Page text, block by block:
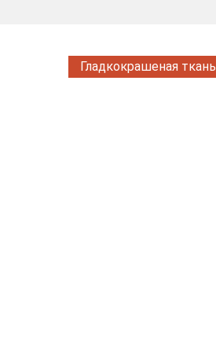
Гладкокрашеная ткань